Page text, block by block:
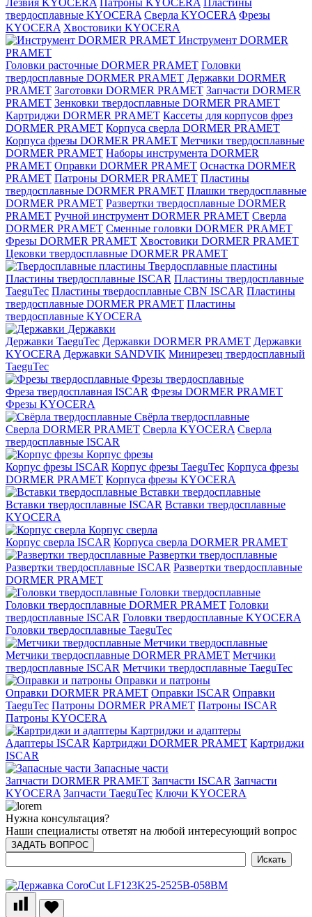
Лезвия KYOCERA Патроны KYOCERA
Пластины
твердосплавные KYOCERA Сверла KYOCERA Фрезы
KYOCERA Хвостовики KYOCERA
Инструмент DORMER
PRAMET
Головки расточные DORMER PRAMET Головки
твердосплавные DORMER PRAMET Державки DORMER
PRAMET Заготовки DORMER PRAMET Запчасти DORMER
PRAMET Зенковки твердосплавные DORMER PRAMET
Картриджи DORMER PRAMET Кассеты для корпусов фрез
DORMER PRAMET Корпуса сверла DORMER PRAMET
Корпуса фрезы DORMER PRAMET Метчики твердосплавные
DORMER PRAMET Наборы инструмента DORMER
PRAMET Оправки DORMER PRAMET Оснастка DORMER
PRAMET Патроны DORMER PRAMET Пластины
твердосплавные DORMER PRAMET Плашки твердосплавные
DORMER PRAMET Развертки твердосплавные DORMER
PRAMET Ручной инструмент DORMER PRAMET Сверла
DORMER PRAMET Сменные головки DORMER PRAMET
Фрезы DORMER PRAMET Хвостовики DORMER PRAMET
Цековки твердосплавные DORMER PRAMET
Твердосплавные пластины
Пластины твердосплавные ISCAR Пластины твердосплавные
TaeguTec Пластины твердосплавные CBN ISCAR Пластины
твердосплавные DORMER PRAMET Пластины
твердосплавные KYOCERA
Державки
Державки TaeguTec Державки DORMER PRAMET Державки
KYOCERA Державки SANDVIK Минирезец твердосплавный
TaeguTec
Фрезы твердосплавные
Фреза твердосплавная ISCAR Фрезы DORMER PRAMET
Фрезы KYOCERA
Свёрла твердосплавные
Сверла DORMER PRAMET Сверла KYOCERA Сверла
твердосплавные ISCAR
Корпус фрезы
Корпус фрезы ISCAR Корпус фрезы TaeguTec Корпуса фрезы
DORMER PRAMET Корпуса фрезы KYOCERA
Вставки твердосплавные
Вставки твердосплавные ISCAR Вставки твердосплавные
KYOCERA
Корпус сверла
Корпус сверла ISCAR Корпуса сверла DORMER PRAMET
Развертки твердосплавные
Развертки твердосплавные ISCAR Развертки твердосплавные
DORMER PRAMET
Головки твердосплавные
Головки твердосплавные DORMER PRAMET Головки
твердосплавные ISCAR Головки твердосплавные KYOCERA
Головки твердосплавные TaeguTec
Метчики твердосплавные
Метчики твердосплавные DORMER PRAMET Метчики
твердосплавные ISCAR Метчики твердосплавные TaeguTec
Оправки и патроны
Оправки DORMER PRAMET Оправки ISCAR Оправки
TaeguTec Патроны DORMER PRAMET Патроны ISCAR
Патроны KYOCERA
Картриджи и адаптеры
Адаптеры ISCAR Картриджи DORMER PRAMET Картриджи
ISCAR
Запасные части
Запчасти DORMER PRAMET Запчасти ISCAR Запчасти
KYOCERA Запчасти TaeguTec Ключи KYOCERA
Нужна консультация?
Наши специалисты ответят на любой интересующий вопрос
ЗАДАТЬ ВОПРОС